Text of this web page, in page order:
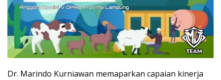
Dr. Marindo Kurniawan memaparkan capaian kinerja